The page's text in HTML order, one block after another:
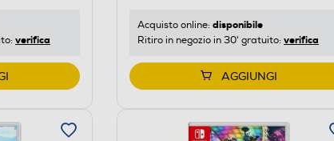
verifica
Acquisto online: disponibile
Ritiro in negozio in 30' gratuito: verifica
AGGIUNGI